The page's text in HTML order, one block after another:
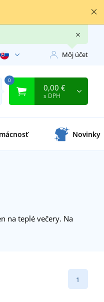
Môj účet
0
0,00 €
s DPH
Novinky
na teplé večery. Na
1